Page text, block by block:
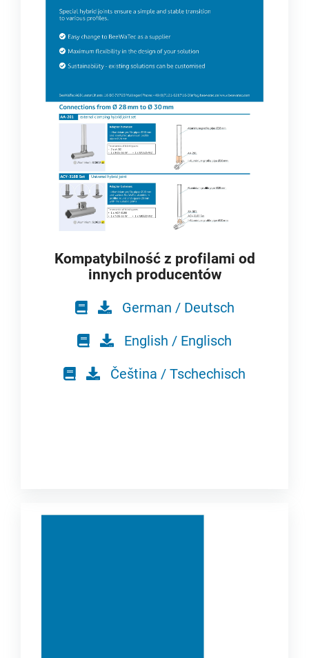
Kompatybilność z profilami od
innych producentów
German / Deutsch
English / Englisch
Čeština / Tschechisch